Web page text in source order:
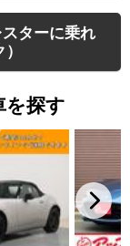
ターに乗れ
探す